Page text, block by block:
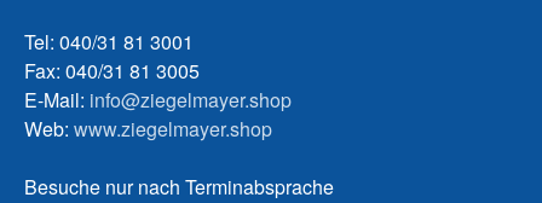
Tel: 040/31 81 3001
Fax: 040/31 81 3005
E-Mail: info@ziegelmayer.shop
Web: www.ziegelmayer.shop
Besuche nur nach Terminabsprache